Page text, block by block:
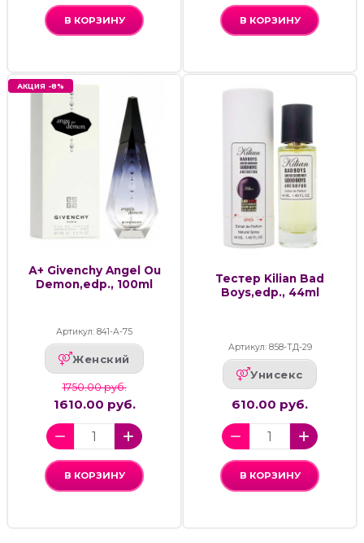
В КОРЗИНУ В КОРЗИНУ
АКЦИЯ -8%
А+ Givenchy Angel Ou
Demon,edp., 100ml
Артикул: 841-А-75
Женский
1750.00 руб.
1610.00 руб.
В КОРЗИНУ
Тестер Kilian Bad
Boys,edp., 44ml
Артикул: 858-ТД-29
Унисекс
610.00 руб.
В КОРЗИНУ